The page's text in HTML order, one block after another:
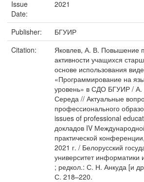
Issue
Date:
2021
Publisher:
БГУИР
Citation:
Яковлев, А. В. Повышение
активности учащихся
основе использования
«Программирование на
уровень» в СДО БГУИР / А.
Середа // Актуальные
профессионального
issues of professional
докладов IV
практической
2021 г. / Белорусский
университет информатики
; редкол.: С. Н. Анкуда [и
С. 218–220.